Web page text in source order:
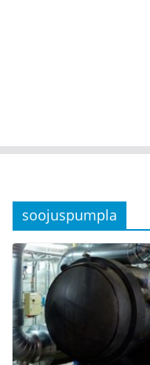
soojuspumpla